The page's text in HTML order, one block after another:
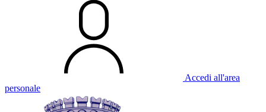
Accedi all'area
personale